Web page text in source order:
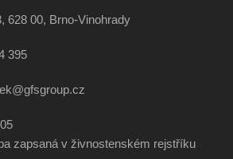
628 00, Brno-Vinohrady
395
zapsaná v živnostenském rejstříku